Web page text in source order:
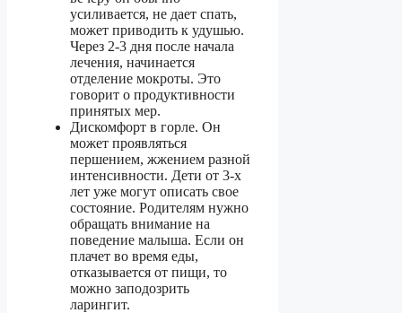
усиливается, не дает спать,
может приводить к удушью.
Через 2-3 дня после начала
лечения, начинается
отделение мокроты. Это
говорит о продуктивности
принятых мер.
Дискомфорт в горле. Он
может проявляться
першением, жжением разной
интенсивности. Дети от 3-х
лет уже могут описать свое
состояние. Родителям нужно
обращать внимание на
поведение малыша. Если он
плачет во время еды,
отказывается от пищи, то
можно заподозрить
ларингит.